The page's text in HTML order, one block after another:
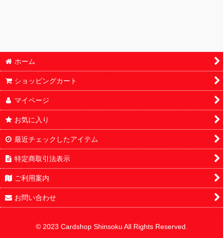
ホーム
ショッピングカート
マイページ
お気に入り
最近チェックしたアイテム
特定商取引法表示
ご利用案内
お問い合わせ
© 2023 Cardshop Shinsoku All Rights Reserved.